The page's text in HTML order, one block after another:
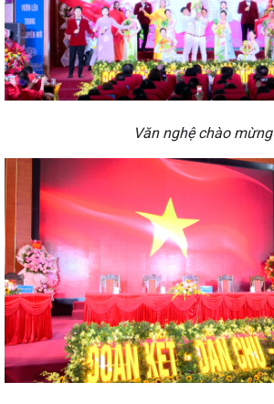
Văn nghệ chào mừng